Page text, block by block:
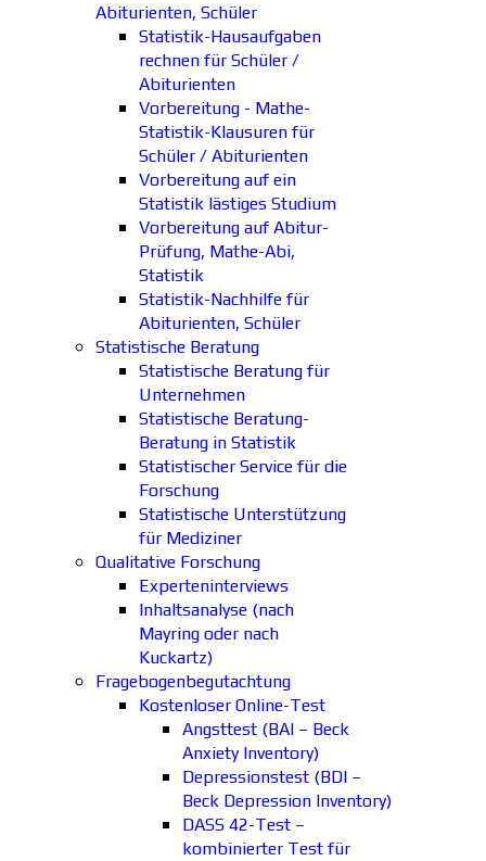
Abiturienten, Schüler
Statistik-Hausaufgaben
rechnen für Schüler /
Abiturienten
Vorbereitung - Mathe-
Statistik-Klausuren für
Schüler / Abiturienten
Vorbereitung auf ein
Statistik lästiges Studium
Vorbereitung auf Abitur-
Prüfung, Mathe-Abi,
Statistik
Statistik-Nachhilfe für
Abiturienten, Schüler
Statistische Beratung
Statistische Beratung für
Unternehmen
Statistische Beratung-
Beratung in Statistik
Statistischer Service für die
Forschung
Statistische Unterstützung
für Mediziner
Qualitative Forschung
Experteninterviews
Inhaltsanalyse (nach
Mayring oder nach
Kuckartz)
Fragebogenbegutachtung
Kostenloser Online-Test
Angsttest (BAI – Beck
Anxiety Inventory)
Depressionstest (BDI –
Beck Depression Inventory)
DASS 42-Test –
kombinierter Test für